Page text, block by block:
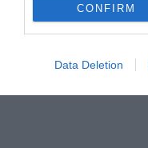
CONFIRM
Data Deletion